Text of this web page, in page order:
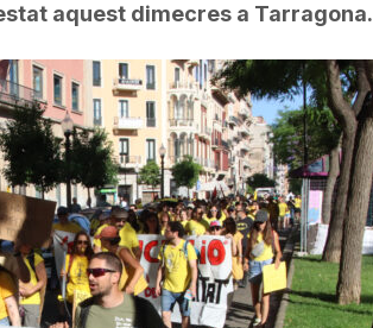
aquest dimecres a Tarragona.